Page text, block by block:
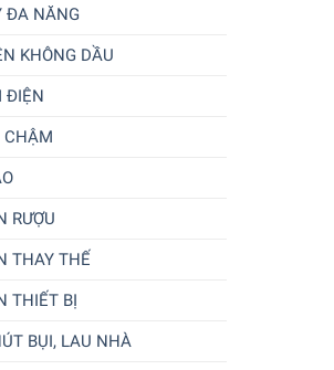
ĐA NĂNG
KHÔNG DẦU
ĐIỆN
CHẬM
RƯỢU
THAY THẾ
THIẾT BỊ
BỤI, LAU NHÀ